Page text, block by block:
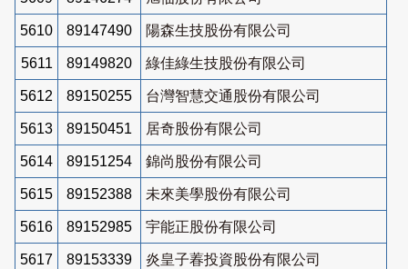
5610 89147490 陽森生技股份有限公司
5611 89149820 綠佳綠生技股份有限公司
5612 89150255 台灣智慧交通股份有限公司
5613 89150451 居奇股份有限公司
5614 89151254 錦尚股份有限公司
5615 89152388 未來美學股份有限公司
5616 89152985 宇能正股份有限公司
5617 89153339 炎皇子萶投資股份有限公司